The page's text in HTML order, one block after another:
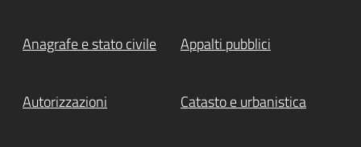
Anagrafe e stato civile Appalti pubblici
Autorizzazioni Catasto e urbanistica